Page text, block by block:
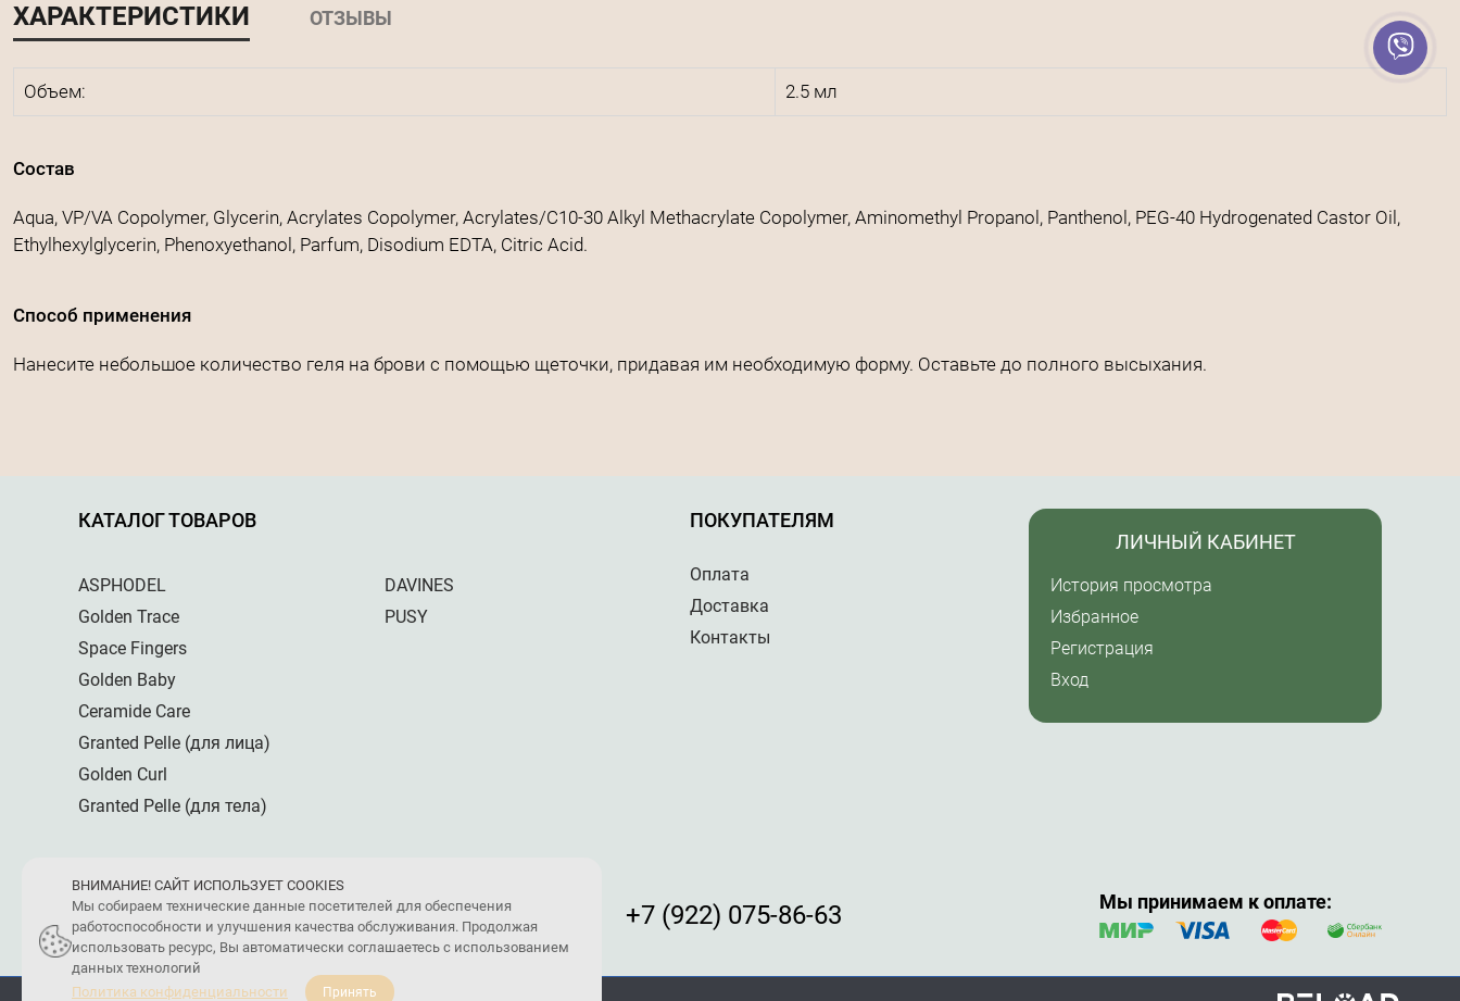
ХАРАКТЕРИСТИКИ ОТЗЫВЫ
Объем: 2.5 мл
Состав
Aqua, VP/VA Copolymer, Glycerin, Acrylates Copolymer, Acrylates/C10-30 Alkyl Methacrylate Copolymer, Aminomethyl Propanol, Panthenol, PEG-40 Hydrogenated Castor Oil,
Ethylhexylglycerin, Phenoxyethanol, Parfum, Disodium EDTA, Citric Acid.
Способ применения
Нанесите небольшое количество геля на брови с помощью щеточки, придавая им необходимую форму. Оставьте до полного высыхания.
КАТАЛОГ ТОВАРОВ
ASPHODEL
Golden Trace
Space Fingers
Golden Baby
Ceramide Care
Granted Pelle (для лица)
Golden Curl
Granted Pelle (для тела)
DAVINES
PUSY
ПОКУПАТЕЛЯМ
Оплата
Доставка
Контакты
ЛИЧНЫЙ КАБИНЕТ
История просмотра
Избранное
Регистрация
Вход
+7 (922) 075-86-63 Мы принимаем к оплате:
ВНИМАНИЕ! САЙТ ИСПОЛЬЗУЕТ COOKIES
Мы собираем технические данные посетителей для обеспечения
работоспособности и улучшения качества обслуживания. Продолжая
использовать ресурс, Вы автоматически соглашаетесь с использованием
данных технологий
Политика конфиденциальности
Принять